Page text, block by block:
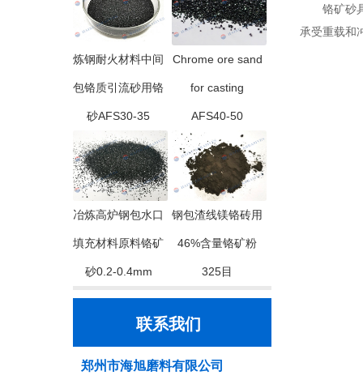
炼钢耐火材料中间
包铬质引流砂用铬
砂AFS30-35
Chrome ore sand
for casting
AFS40-50
冶炼高炉钢包水口
填充材料原料铬矿
砂0.2-0.4mm
钢包渣线镁铬砖用
46%含量铬矿粉
325目
联系我们
郑州市海旭磨料有限公司
铬矿砂具
承受重载和